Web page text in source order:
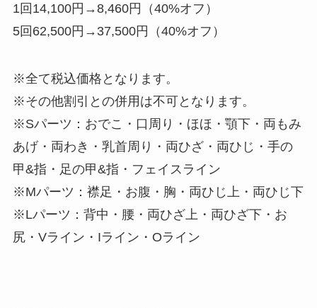
1回14,100円→8,460円（40%オフ）
5回62,500円→37,500円（40%オフ）
※全て税込価格となります。
※その他割引との併用は不可となります。
※Sパーツ：おでこ・口周り・ほほ・顎下・両もみ
あげ・両わき・乳首周り・両ひざ・両ひじ・手の
甲&指・足の甲&指・フェイスライン
※Mパーツ：襟足・お腹・胸・両ひじ上・両ひじ下
※Lパーツ：背中・腰・両ひざ上・両ひざ下・お
尻・Vライン・Iライン・Oライン